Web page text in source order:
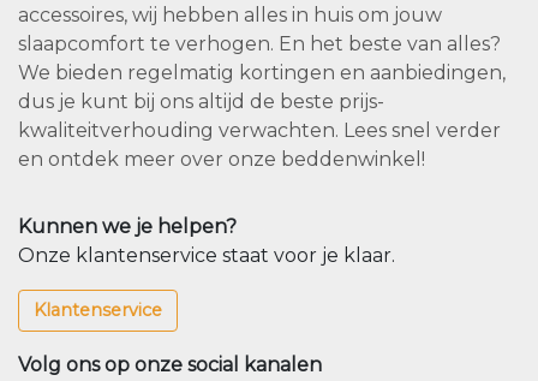
accessoires, wij hebben alles in huis om jouw
slaapcomfort te verhogen. En het beste van alles?
We bieden regelmatig kortingen en aanbiedingen,
dus je kunt bij ons altijd de beste prijs-
kwaliteitverhouding verwachten. Lees snel verder
en ontdek meer over onze beddenwinkel!
Kunnen we je helpen?
Onze klantenservice staat voor je klaar.
Klantenservice
Volg ons op onze social kanalen